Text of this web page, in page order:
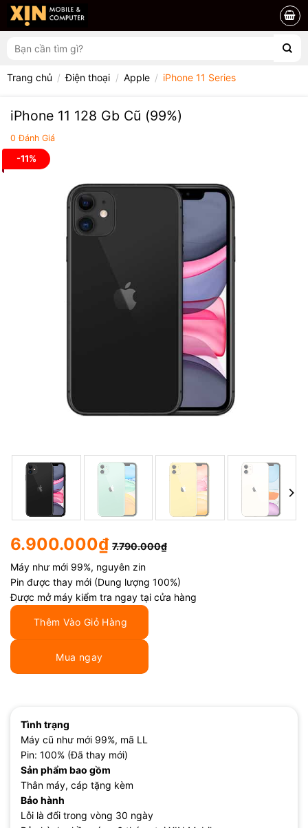
Chuyển
đến
dung
Tìm
Trang chủ / Điện thoại / Apple / iPhone 11 Series
iPhone 11 128 Gb Cũ (99%)
0 Đánh Giá
-11%
6.900.000₫ 7.790.000₫
Máy như mới 99%, nguyên zin
Pin được thay mới (Dung lượng 100%)
Được mở máy kiểm tra ngay tại cửa hàng
Thêm Vào Giỏ Hàng
Mua ngay
Tình trạng
Máy cũ như mới 99%, mã LL
Pin: 100% (Đã thay mới)
Sản phẩm bao gồm
Thân máy, cáp tặng kèm
Bảo hành
Lỗi là đổi trong vòng 30 ngày